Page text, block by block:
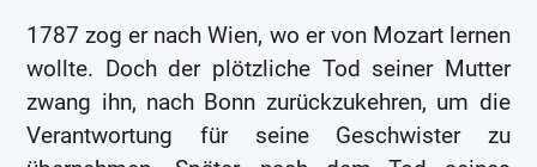
1787 zog er nach Wien, wo er von Mozart lernen
wollte. Doch der plötzliche Tod seiner Mutter
zwang ihn, nach Bonn zurückzukehren, um die
Verantwortung für seine Geschwister zu